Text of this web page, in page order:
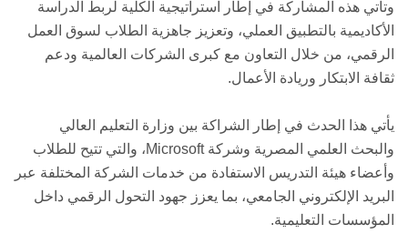
وتأتي هذه المشاركة في إطار استراتيجية الكلية لربط الدراسة
الأكاديمية بالتطبيق العملي، وتعزيز جاهزية الطلاب لسوق العمل
الرقمي، من خلال التعاون مع كبرى الشركات العالمية ودعم
ثقافة الابتكار وريادة الأعمال.
يأتي هذا الحدث في إطار الشراكة بين وزارة التعليم العالي
والبحث العلمي المصرية وشركة Microsoft، والتي تتيح للطلاب
وأعضاء هيئة التدريس الاستفادة من خدمات الشركة المختلفة عبر
البريد الإلكتروني الجامعي، بما يعزز جهود التحول الرقمي داخل
المؤسسات التعليمية.